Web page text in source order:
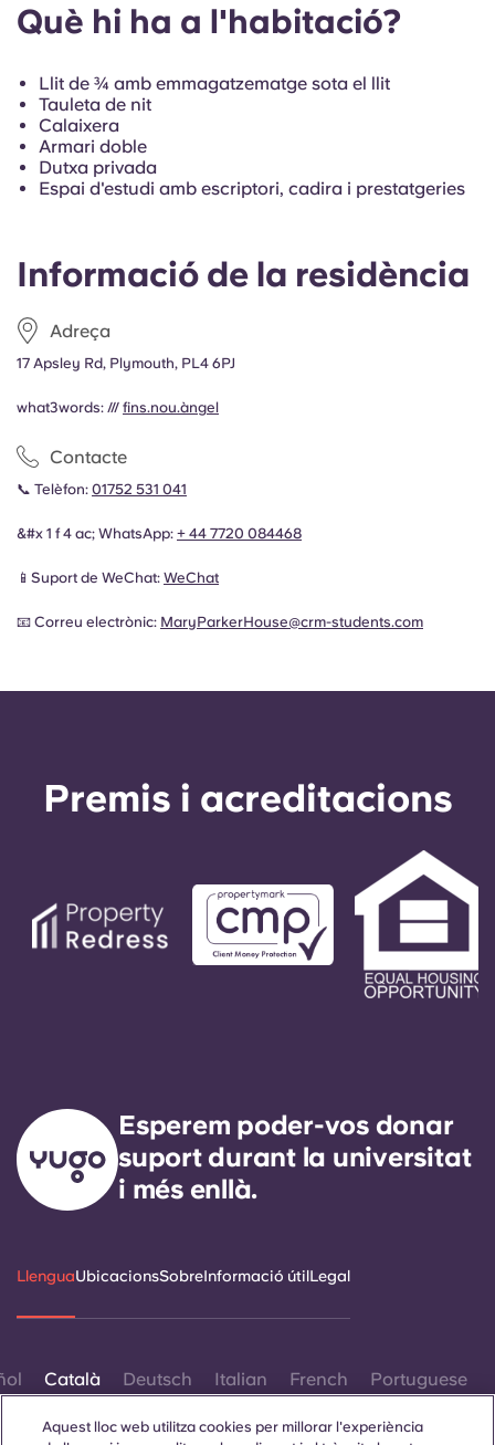
Informació de la residència
Adreça
17 Apsley Rd, Plymouth, PL4 6PJ
what3words: /// fins.nou.àngel
Contacte
📞 Telèfon: 01752 531 041
&#x 1 f 4 ac; WhatsApp: + 44 7720 084468
📱Suport de WeChat: WeChat
📧 Correu electrònic: MaryParkerHouse@crm-students.com
Què hi ha a l'habitació?
Llit de ¾ amb emmagatzematge sota el llit
Tauleta de nit
Calaixera
Armari doble
Dutxa privada
Espai d'estudi amb escriptori, cadira i prestatgeries
Premis i acreditacions
Esperem poder-vos donar
suport durant la universitat
i més enllà.
LlenguaUbicacionsSobreInformació útilLegal
Català Deutsch Italian French Portuguese
Aquest lloc web utilitza cookies per millorar l'experiència